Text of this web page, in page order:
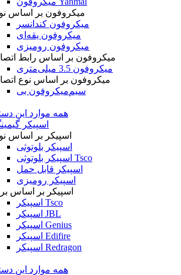
میکروفون بر اساس
میکروفون کندانسر
میکروفون یقه‌ای
میکروفون رومیزی
میکروفون بر اساس رابط
میکروفون 3.5 میلی‌متری
میکروفون بر اساس نوع
میکروفون بی‌‎سیم
همه موارد این
اسپیکر
اسپیکر بر اساس
اسپیکر بلوتوثی
اسپیکر بلوتوثی Tsco
اسپیکر قابل حمل
اسپیکر رومیزی
اسپیکر بر اساس
اسپیکر Tsco
اسپیکر JBL
اسپیکر Genius
اسپیکر Edifire
اسپیکر Redragon
همه موارد این